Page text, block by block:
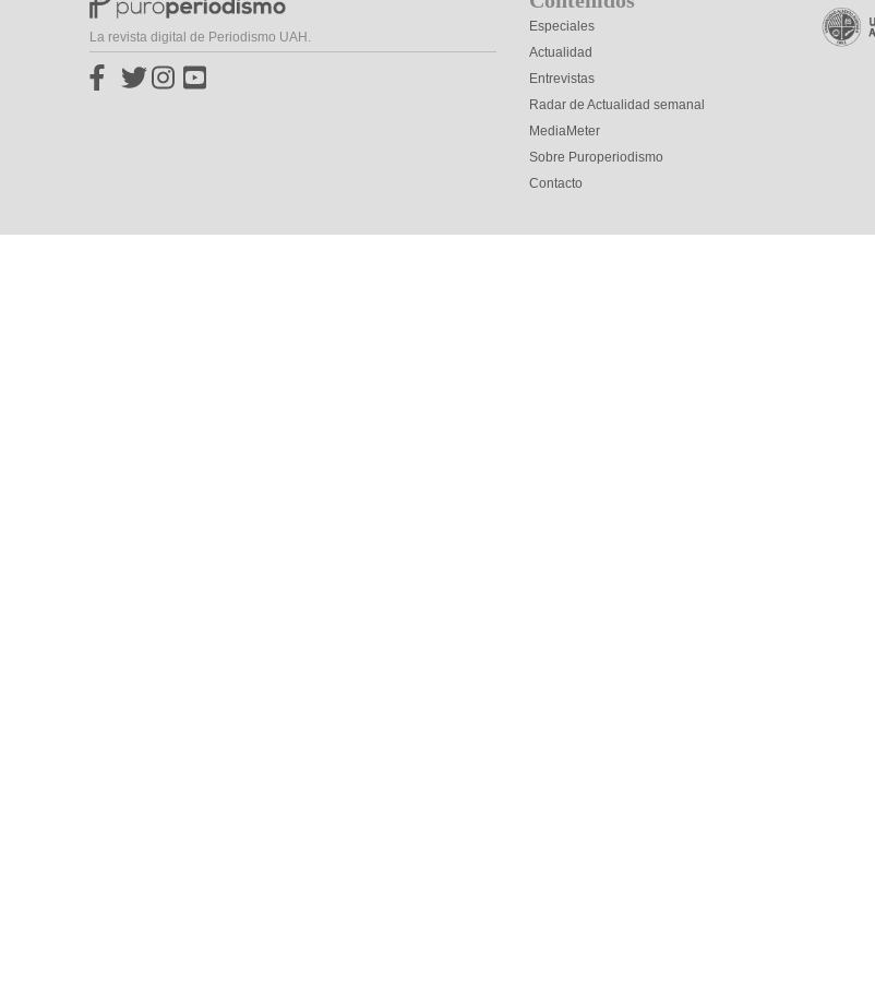
La revista digital de Periodismo UAH.
Especiales
Actualidad
Entrevistas
Radar de Actualidad semanal
MediaMeter
Sobre Puroperiodismo
Contacto